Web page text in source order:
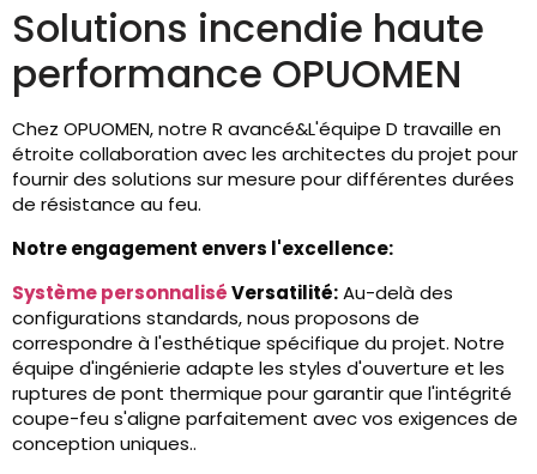
Solutions incendie haute
performance OPUOMEN
Chez OPUOMEN, notre R avancé&L'équipe D travaille en
étroite collaboration avec les architectes du projet pour
fournir des solutions sur mesure pour différentes durées
de résistance au feu.
Notre engagement envers l'excellence:
Système personnaliséVersatilité:Au-delà des
configurations standards, nous proposons de
correspondre à l'esthétique spécifique du projet. Notre
équipe d'ingénierie adapte les styles d'ouverture et les
ruptures de pont thermique pour garantir que l'intégrité
coupe-feu s'aligne parfaitement avec vos exigences de
conception uniques..